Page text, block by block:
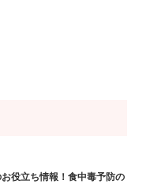
役立ち情報！食中毒予防の